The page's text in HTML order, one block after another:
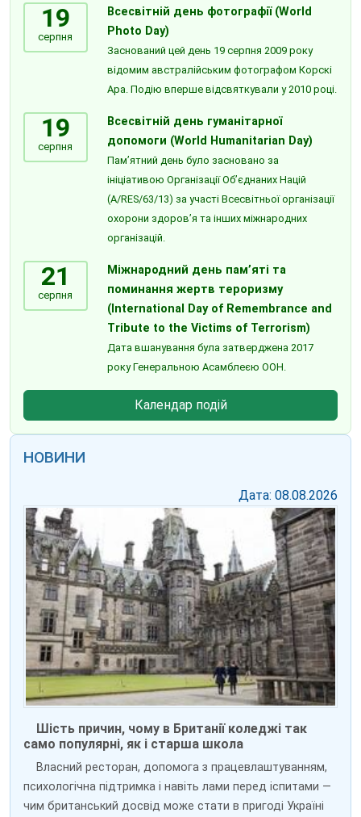
19
серпня
Всесвітній день фотографії (World
Photo Day)
Заснований цей день 19 серпня 2009 року
відомим австралійським фотографом Корскі
Ара. Подію вперше відсвяткували у 2010 році.
19
серпня
Всесвітній день гуманітарної
допомоги (World Humanitarian Day)
Пам’ятний день було засновано за
ініціативою Організації Об’єднаних Націй
(A/RES/63/13) за участі Всесвітньої організації
охорони здоров’я та інших міжнародних
організацій.
21
серпня
Міжнародний день пам’яті та
поминання жертв тероризму
(International Day of Remembrance and
Tribute to the Victims of Terrorism)
Дата вшанування була затверджена 2017
року Генеральною Асамблеєю ООН.
Календар подій
НОВИНИ
Дата: 08.08.2026
Шість причин, чому в Британії коледжі так
само популярні, як і старша школа
Власний ресторан, допомога з працевлаштуванням,
психологічна підтримка і навіть лами перед іспитами —
чим британський досвід може стати в пригоді Україні